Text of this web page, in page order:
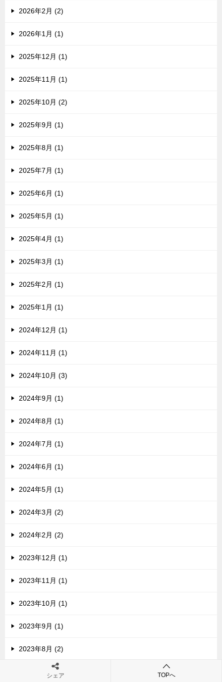
2026年2月 (2)
2026年1月 (1)
2025年12月 (1)
2025年11月 (1)
2025年10月 (2)
2025年9月 (1)
2025年8月 (1)
2025年7月 (1)
2025年6月 (1)
2025年5月 (1)
2025年4月 (1)
2025年3月 (1)
2025年2月 (1)
2025年1月 (1)
2024年12月 (1)
2024年11月 (1)
2024年10月 (3)
2024年9月 (1)
2024年8月 (1)
2024年7月 (1)
2024年6月 (1)
2024年5月 (1)
2024年3月 (2)
2024年2月 (2)
2023年12月 (1)
2023年11月 (1)
2023年10月 (1)
2023年9月 (1)
2023年8月 (2)
2023年7月 (5)
シェア TOPへ